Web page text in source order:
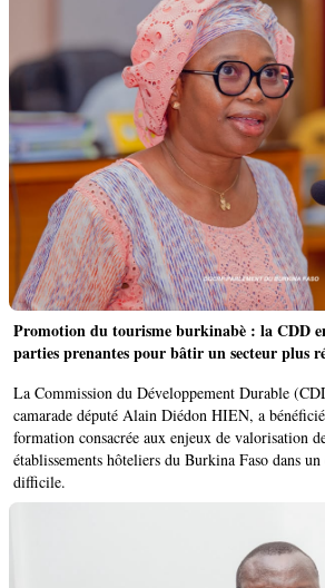
Promotion du tourisme burkinabè : la CDD
parties prenantes pour bâtir un secteur plus
La Commission du Développement Durable
camarade député Alain Diédon HIEN, a bénéficié
formation consacrée aux enjeux de valorisation
établissements hôteliers du Burkina Faso dans
difficile.